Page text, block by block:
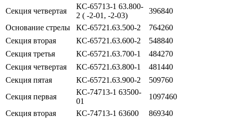
Секция четвертая
КС-65713-1 63.800-
2 ( -2-01, -2-03)
396840
Основание стрелы
КС-65721.63.500-2
764260
Секция вторая
КС-65721.63.600-2
548840
Секция третья
КС-65721.63.700-1
484270
Секция четвертая
КС-65721.63.800-1
481440
Секция пятая
КС-65721.63.900-2
509760
Секция первая
КС-74713-1 63500-
01
1097460
Секция вторая
КС-74713-1 63600
869340